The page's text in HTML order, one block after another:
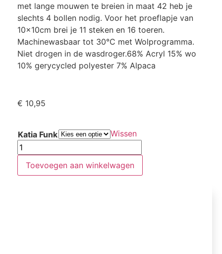
met lange mouwen te breien in maat 42 heb je
slechts 4 bollen nodig. Voor het proeflapje van
10x10cm brei je 11 steken en 16 toeren.
Machinewasbaar tot 30°C met Wolprogramma.
Niet drogen in de wasdroger.68% Acryl 15% wo
10% gerycycled polyester 7% Alpaca
€ 10,95
Katia Funk Wissen
Toevoegen aan winkelwagen